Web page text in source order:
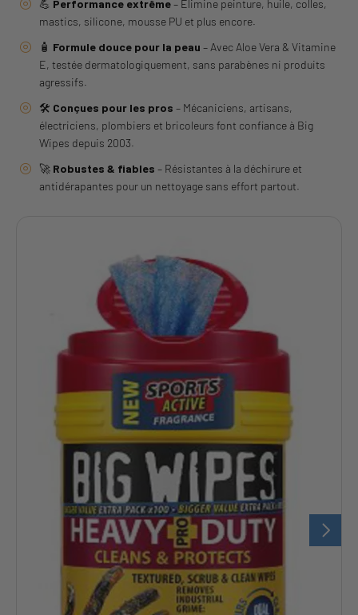
💪 Performance extrême– Élimine peinture, huile, colles,
mastics, silicone, mousse PU et plus encore.
🧴 Formule douce pour la peau – Avec Aloe Vera & Vitamine
E, testée dermatologiquement, sans parabènes ni produits
agressifs.
🛠️ Conçues pour les pros – Mécaniciens, artisans,
électriciens, plombiers et bricoleurs font confiance à Big
Wipes depuis 2003.
🚀 Robustes & fiables – Résistantes à la déchirure et
antidérapantes pour un nettoyage sans effort partout.